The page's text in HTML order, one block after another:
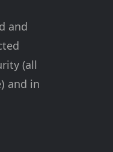
and
(all
and in